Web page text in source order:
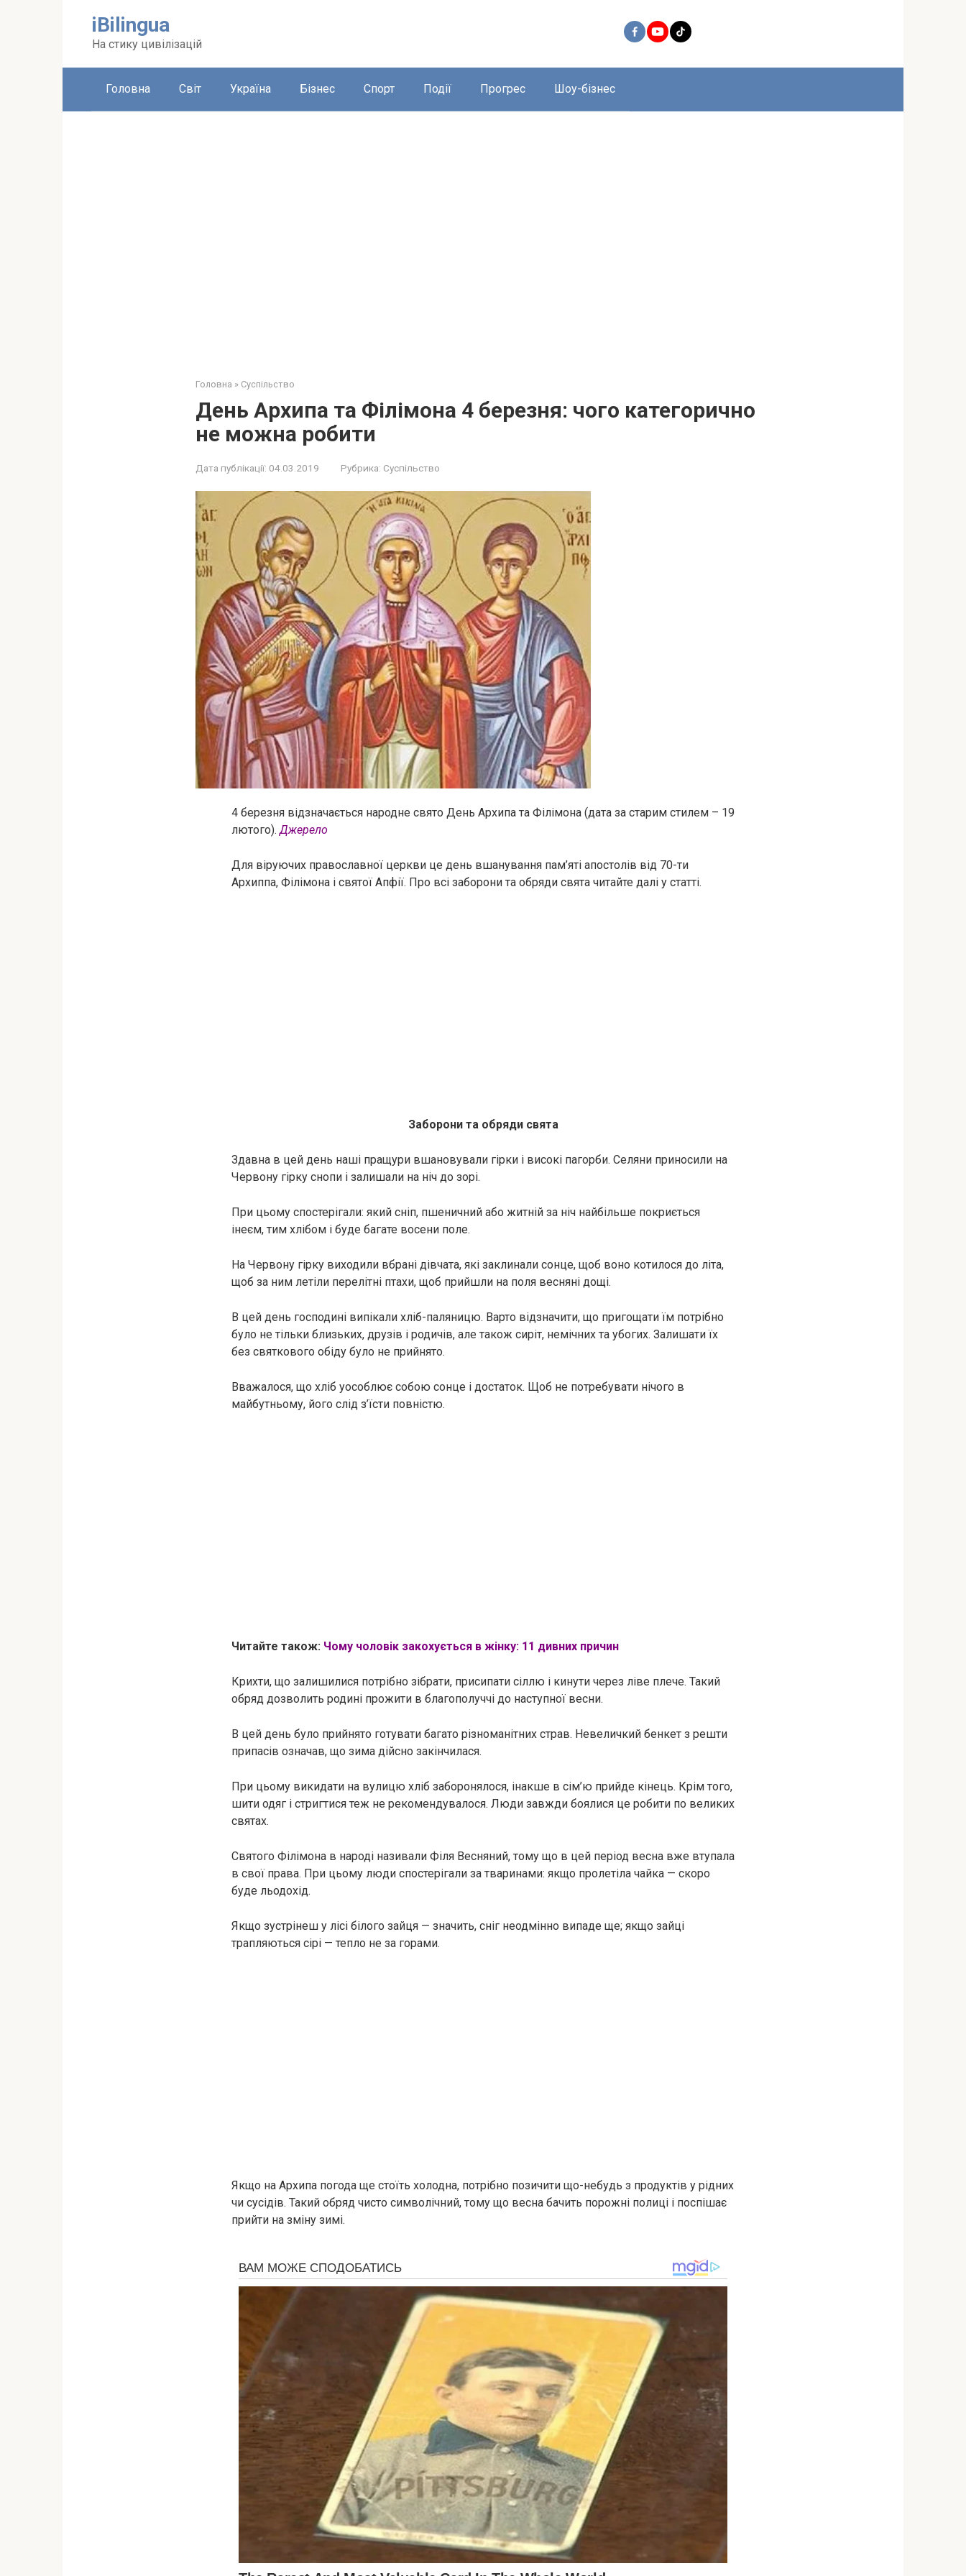
iBilingua
На стику цивілізацій
Головна Світ Україна Бізнес Спорт Події Прогрес Шоу-бізнес
Головна » Суспільство
День Архипа та Філімона 4 березня: чого категорично
не можна робити
Дата публікації: 04.03.2019 Рубрика: Суспільство
4 березня відзначається народне свято День Архипа та Філімона (дата за старим стилем – 19
лютого).Джерело
Для віруючих православної церкви це день вшанування пам’яті апостолів від 70-ти
Архиппа, Філімона і святої Апфії. Про всі заборони та обряди свята читайте далі у статті.
Заборони та обряди свята
Здавна в цей день наші пращури вшановували гірки і високі пагорби. Селяни приносили на
Червону гірку снопи і залишали на ніч до зорі.
При цьому спостерігали: який сніп, пшеничний або житній за ніч найбільше покриється
інеєм, тим хлібом і буде багате восени поле.
На Червону гірку виходили вбрані дівчата, які заклинали сонце, щоб воно котилося до літа,
щоб за ним летіли перелітні птахи, щоб прийшли на поля весняні дощі.
В цей день господині випікали хліб-паляницю. Варто відзначити, що пригощати їм потрібно
було не тільки близьких, друзів і родичів, але також сиріт, немічних та убогих. Залишати їх
без святкового обіду було не прийнято.
Вважалося, що хліб уособлює собою сонце і достаток. Щоб не потребувати нічого в
майбутньому, його слід з’їсти повністю.
Читайте також: Чому чоловік закохується в жінку: 11 дивних причин
Крихти, що залишилися потрібно зібрати, присипати сіллю і кинути через ліве плече. Такий
обряд дозволить родині прожити в благополуччі до наступної весни.
В цей день було прийнято готувати багато різноманітних страв. Невеличкий бенкет з решти
припасів означав, що зима дійсно закінчилася.
При цьому викидати на вулицю хліб заборонялося, інакше в сім’ю прийде кінець. Крім того,
шити одяг і стригтися теж не рекомендувалося. Люди завжди боялися це робити по великих
святах.
Святого Філімона в народі називали Філя Весняний, тому що в цей період весна вже втупала
в свої права. При цьому люди спостерігали за тваринами: якщо пролетіла чайка — скоро
буде льодохід.
Якщо зустрінеш у лісі білого зайця — значить, сніг неодмінно випаде ще; якщо зайці
трапляються сірі — тепло не за горами.
Якщо на Архипа погода ще стоїть холодна, потрібно позичити що-небудь з продуктів у рідних
чи сусідів. Такий обряд чисто символічний, тому що весна бачить порожні полиці і поспішає
прийти на зміну зимі.